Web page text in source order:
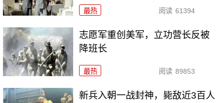
最热 阅读 61394
志愿军重创美军，立功营长反被
降班长
最热 阅读 89853
新兵入朝一战封神，毙敌近3百人